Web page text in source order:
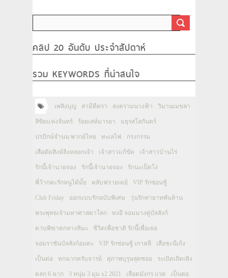
คลิป 20 อันดับ ประจำสัปดาห์
รวม KEYWORDS ที่น่าสนใจ
เพลิงบุญ สามีตีตรา สงครามนางฟ้า วิมานเมขลา
ลิขิตแห่งจันทร์ ร้อยเล่ห์มารยา มธุรสโลกันตร์
ปรปักษ์จำนน พากย์ไทย ทะเลไฟ กรงกรรม
เสือตัดสิงห์ลิงหลอกเจ้า เจ้าสาวแก้ขัด เจ้าสาวบ้านไร่
รักนี้เจ้านายจอง รักนี้เจ้านายจอง รักนะเป็ดโง่
พี่ว้ากคะรักหนูได้มั้ย คลับฟรายเดย์ VIP รักซ่อนชู้
Club Friday ออกแบบรักฉบับพิเศษ วุ่นรักทายาทพันล้าน
พระพุทธเจ้ามหาศาสดาโลก ทงอี จอมนางคู่บัลลังก์
ดาบพิฆาตกลางหิมะ ชีวิตเพื่อชาติ รักนี้เพื่อเธอ
จอมราชันบัลลังก์อมตะ VIP รักซ่อนชู้ เกาหลี เสือชะนีเก้ง
เป็นต่อ หกฉากครับจารย์ สุภาพบุรุษสุดซอย ระเบิดเถิดเทิง
ตลก 6 ฉาก 3 หนุ่ม 3 มุม x2 2021 เลือดมังกร แรด เป็นต่อ